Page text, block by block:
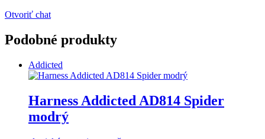
Otvoriť chat
Podobné produkty
Addicted
Harness Addicted AD814 Spider
modrý